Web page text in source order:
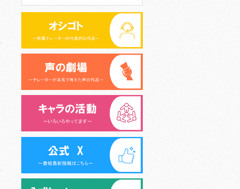
>
外様倶楽部 (15名)
シニア声優大学校 (6名)
男性 (8名)
>
女性 (21名)
>
NEW WINGS (7名)
外様倶楽部 (9名)
>
キャラキッズ (10名)